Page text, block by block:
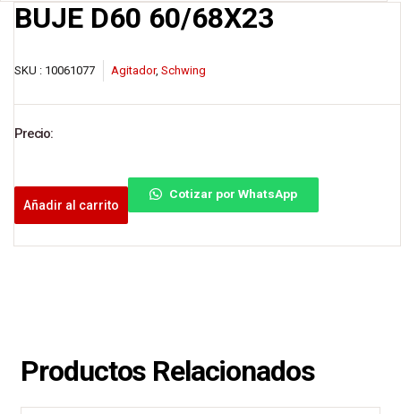
BUJE D60 60/68X23
SKU : 10061077 Agitador, Schwing
Precio:
Añadir al carrito
Cotizar por WhatsApp
Productos Relacionados